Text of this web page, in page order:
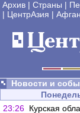
Архив | Страны |
| ЦентрАзия |
Новости и
23:26 Курская